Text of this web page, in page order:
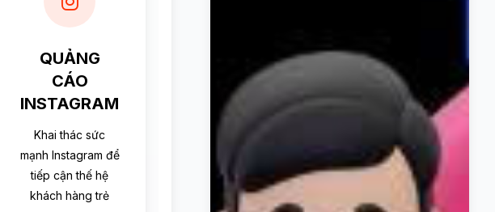
QUẢNG
CÁO
INSTAGRAM
Khai thác sức
mạnh Instagram để
tiếp cận thế hệ
khách hàng trẻ